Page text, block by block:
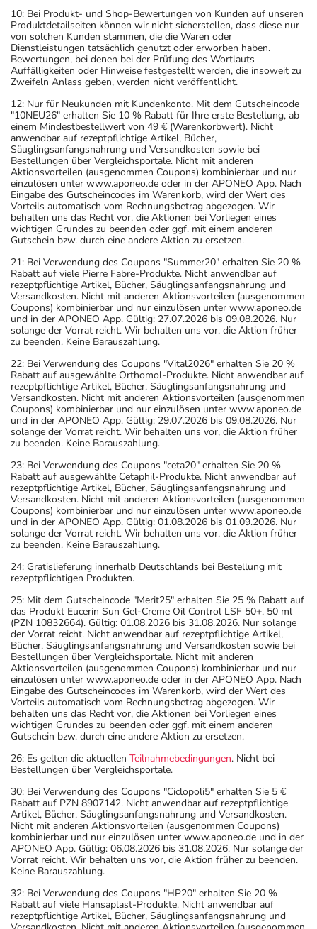
10: Bei Produkt- und Shop-Bewertungen von Kunden auf unseren
Produktdetailseiten können wir nicht sicherstellen, dass diese nur
von solchen Kunden stammen, die die Waren oder
Dienstleistungen tatsächlich genutzt oder erworben haben.
Bewertungen, bei denen bei der Prüfung des Wortlauts
Auffälligkeiten oder Hinweise festgestellt werden, die insoweit zu
Zweifeln Anlass geben, werden nicht veröffentlicht.
12: Nur für Neukunden mit Kundenkonto. Mit dem Gutscheincode
"10NEU26" erhalten Sie 10 % Rabatt für Ihre erste Bestellung, ab
einem Mindestbestellwert von 49 € (Warenkorbwert). Nicht
anwendbar auf rezeptpflichtige Artikel, Bücher,
Säuglingsanfangsnahrung und Versandkosten sowie bei
Bestellungen über Vergleichsportale. Nicht mit anderen
Aktionsvorteilen (ausgenommen Coupons) kombinierbar und nur
einzulösen unter www.aponeo.de oder in der APONEO App. Nach
Eingabe des Gutscheincodes im Warenkorb, wird der Wert des
Vorteils automatisch vom Rechnungsbetrag abgezogen. Wir
behalten uns das Recht vor, die Aktionen bei Vorliegen eines
wichtigen Grundes zu beenden oder ggf. mit einem anderen
Gutschein bzw. durch eine andere Aktion zu ersetzen.
21: Bei Verwendung des Coupons "Summer20" erhalten Sie 20 %
Rabatt auf viele Pierre Fabre-Produkte. Nicht anwendbar auf
rezeptpflichtige Artikel, Bücher, Säuglingsanfangsnahrung und
Versandkosten. Nicht mit anderen Aktionsvorteilen (ausgenommen
Coupons) kombinierbar und nur einzulösen unter www.aponeo.de
und in der APONEO App. Gültig: 27.07.2026 bis 09.08.2026. Nur
solange der Vorrat reicht. Wir behalten uns vor, die Aktion früher
zu beenden. Keine Barauszahlung.
22: Bei Verwendung des Coupons "Vital2026" erhalten Sie 20 %
Rabatt auf ausgewählte Orthomol-Produkte. Nicht anwendbar auf
rezeptpflichtige Artikel, Bücher, Säuglingsanfangsnahrung und
Versandkosten. Nicht mit anderen Aktionsvorteilen (ausgenommen
Coupons) kombinierbar und nur einzulösen unter www.aponeo.de
und in der APONEO App. Gültig: 29.07.2026 bis 09.08.2026. Nur
solange der Vorrat reicht. Wir behalten uns vor, die Aktion früher
zu beenden. Keine Barauszahlung.
23: Bei Verwendung des Coupons "ceta20" erhalten Sie 20 %
Rabatt auf ausgewählte Cetaphil-Produkte. Nicht anwendbar auf
rezeptpflichtige Artikel, Bücher, Säuglingsanfangsnahrung und
Versandkosten. Nicht mit anderen Aktionsvorteilen (ausgenommen
Coupons) kombinierbar und nur einzulösen unter www.aponeo.de
und in der APONEO App. Gültig: 01.08.2026 bis 01.09.2026. Nur
solange der Vorrat reicht. Wir behalten uns vor, die Aktion früher
zu beenden. Keine Barauszahlung.
24: Gratislieferung innerhalb Deutschlands bei Bestellung mit
rezeptpflichtigen Produkten.
25: Mit dem Gutscheincode "Merit25" erhalten Sie 25 % Rabatt auf
das Produkt Eucerin Sun Gel-Creme Oil Control LSF 50+, 50 ml
(PZN 10832664). Gültig: 01.08.2026 bis 31.08.2026. Nur solange
der Vorrat reicht. Nicht anwendbar auf rezeptpflichtige Artikel,
Bücher, Säuglingsanfangsnahrung und Versandkosten sowie bei
Bestellungen über Vergleichsportale. Nicht mit anderen
Aktionsvorteilen (ausgenommen Coupons) kombinierbar und nur
einzulösen unter www.aponeo.de oder in der APONEO App. Nach
Eingabe des Gutscheincodes im Warenkorb, wird der Wert des
Vorteils automatisch vom Rechnungsbetrag abgezogen. Wir
behalten uns das Recht vor, die Aktionen bei Vorliegen eines
wichtigen Grundes zu beenden oder ggf. mit einem anderen
Gutschein bzw. durch eine andere Aktion zu ersetzen.
26: Es gelten die aktuellen Teilnahmebedingungen. Nicht bei
Bestellungen über Vergleichsportale.
30: Bei Verwendung des Coupons "Ciclopoli5" erhalten Sie 5 €
Rabatt auf PZN 8907142. Nicht anwendbar auf rezeptpflichtige
Artikel, Bücher, Säuglingsanfangsnahrung und Versandkosten.
Nicht mit anderen Aktionsvorteilen (ausgenommen Coupons)
kombinierbar und nur einzulösen unter www.aponeo.de und in der
APONEO App. Gültig: 06.08.2026 bis 31.08.2026. Nur solange der
Vorrat reicht. Wir behalten uns vor, die Aktion früher zu beenden.
Keine Barauszahlung.
32: Bei Verwendung des Coupons "HP20" erhalten Sie 20 %
Rabatt auf viele Hansaplast-Produkte. Nicht anwendbar auf
rezeptpflichtige Artikel, Bücher, Säuglingsanfangsnahrung und